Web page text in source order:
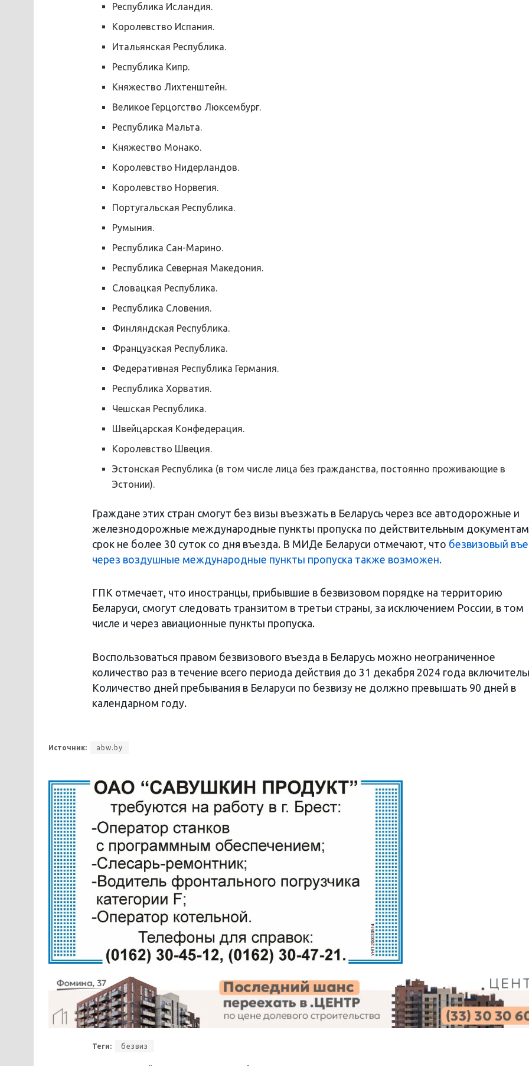
Республика Исландия.
Королевство Испания.
Итальянская Республика.
Республика Кипр.
Княжество Лихтенштейн.
Великое Герцогство Люксембург.
Республика Мальта.
Княжество Монако.
Королевство Нидерландов.
Королевство Норвегия.
Португальская Республика.
Румыния.
Республика Сан-Марино.
Республика Северная Македония.
Словацкая Республика.
Республика Словения.
Финляндская Республика.
Французская Республика.
Федеративная Республика Германия.
Республика Хорватия.
Чешская Республика.
Швейцарская Конфедерация.
Королевство Швеция.
Эстонская Республика (в том числе лица без гражданства, постоянно проживающие в
Эстонии).
Граждане этих стран смогут без визы въезжать в Беларусь через все автодорожные и
железнодорожные международные пункты пропуска по действительным
срок не более 30 суток со дня въезда. В МИДе Беларуси отмечают, что безвизовый
через воздушные международные пункты пропуска также возможен.
ГПК отмечает, что иностранцы, прибывшие в безвизовом порядке на территорию
Беларуси, смогут следовать транзитом в третьи страны, за исключением России, в том
числе и через авиационные пункты пропуска.
Воспользоваться правом безвизового въезда в Беларусь можно неограниченное
количество раз в течение всего периода действия до 31 декабря 2024 года
Количество дней пребывания в Беларуси по безвизу не должно превышать 90 дней в
календарном году.
Источник: abw.by
Теги: безвиз